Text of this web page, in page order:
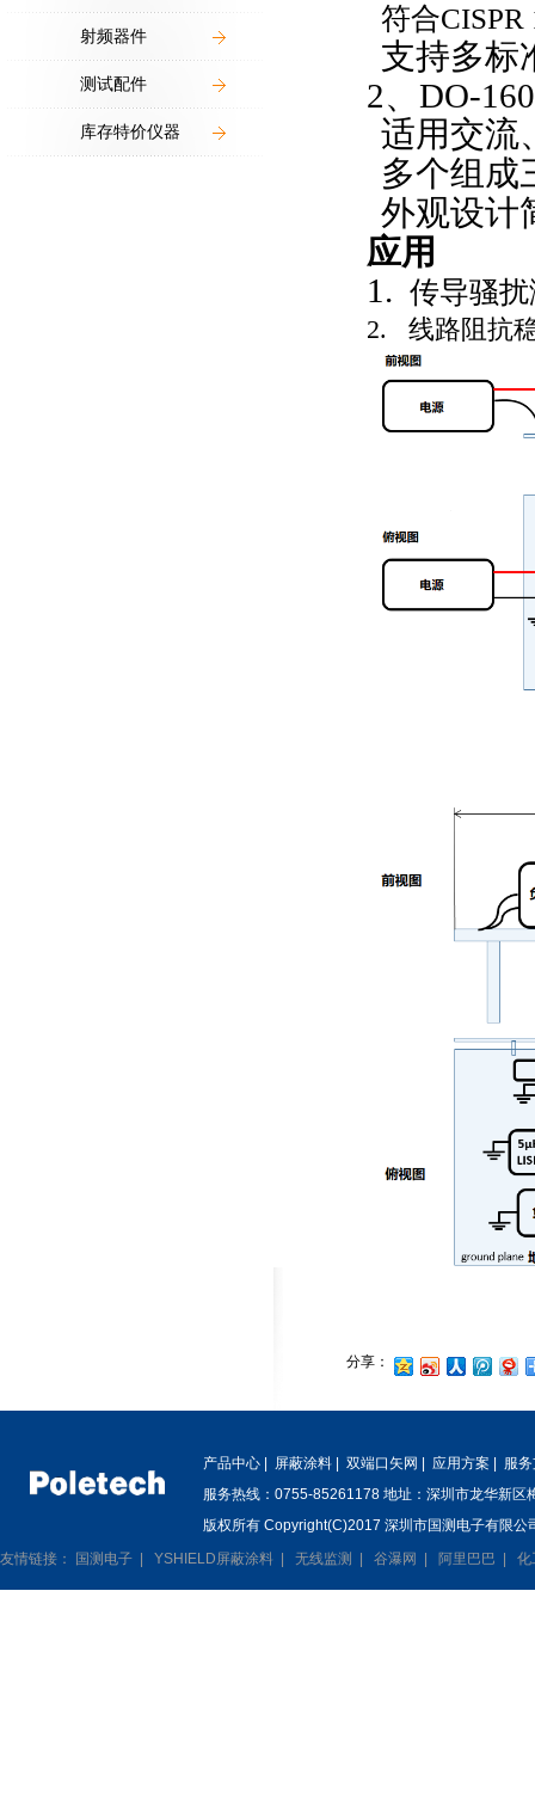
射频器件
测试配件
库存特价仪器
符合CISPR
支持多标
2、 DO-160
适用交流
多个组成
外观设计
应用
1. 传导骚
2. 线路阻抗
分享：
产品中心 屏蔽涂料 双端口矢网 应用方案
服
服务热线：0755-85261178 地址：深圳市龙华新区
版权所有 Copyright(C)2017 深圳市国测电子有限公
友情链接：
国测电子 YSHIELD屏蔽涂料 无线监测 谷瀑网 阿里巴巴 化